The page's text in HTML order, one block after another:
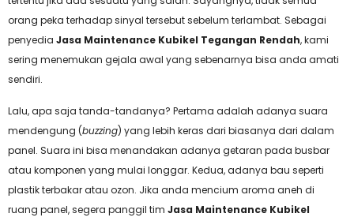
orang peka terhadap sinyal tersebut sebelum terlambat. Sebagai
penyedia Jasa Maintenance Kubikel Tegangan Rendah, kami
sering menemukan gejala awal yang sebenarnya bisa anda amati
sendiri.
Lalu, apa saja tanda-tandanya? Pertama adalah adanya suara
mendengung (buzzing) yang lebih keras dari biasanya dari dalam
panel. Suara ini bisa menandakan adanya getaran pada busbar
atau komponen yang mulai longgar. Kedua, adanya bau seperti
plastik terbakar atau ozon. Jika anda mencium aroma aneh di
ruang panel, segera panggil tim Jasa Maintenance Kubikel